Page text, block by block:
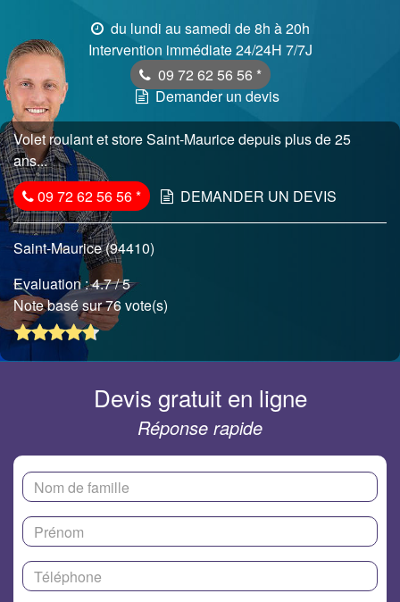
du lundi au samedi de 8h à 20h
Intervention immédiate 24/24H 7/7J
09 72 62 56 56 *
Demander un devis
Volet roulant et store Saint-Maurice depuis plus de 25
ans...
09 72 62 56 56* DEMANDER UN DEVIS
Saint-Maurice (94410)
Evaluation :4.7/ 5
Note basé sur 76 vote(s)
Devis gratuit en ligne
Réponse rapide